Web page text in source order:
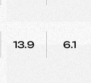
13.9 6.1